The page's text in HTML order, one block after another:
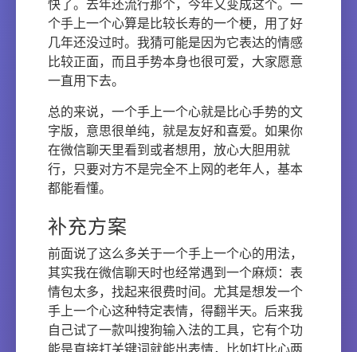
快了。去年还流行那个，今年又变成这个。一
个手上一个心算是比较长寿的一个梗，用了好
几年还没过时。我猜可能是因为它表达的情感
比较正面，而且手势本身也很可爱，大家愿意
一直用下去。
总的来说，一个手上一个心就是比心手势的文
字版，意思很单纯，就是友好和喜爱。如果你
在微信聊天里看到或者想用，放心大胆用就
行，只要对方不是完全不上网的老年人，基本
都能看懂。
补充方案
前面说了这么多关于一个手上一个心的用法，
其实我在微信聊天时也经常遇到一个麻烦：表
情包太多，找起来很费时间。尤其是想发一个
手上一个心这种特定表情，得翻半天。后来我
自己试了一款叫搜狗输入法的工具，它有个功
能是直接打关键词就能出表情，比如打比心两